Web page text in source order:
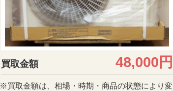
買取金額 48,000円
※買取金額は、相場・時期・商品の状態により変